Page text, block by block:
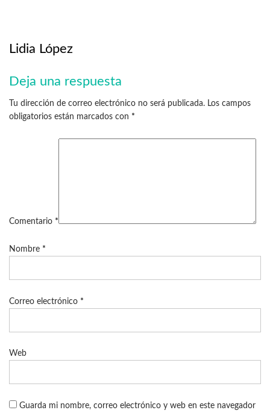
Lidia López
Deja una respuesta
Tu dirección de correo electrónico no será publicada. Los campos
obligatorios están marcados con *
Comentario *
Nombre *
Correo electrónico *
Web
Guarda mi nombre, correo electrónico y web en este navegador